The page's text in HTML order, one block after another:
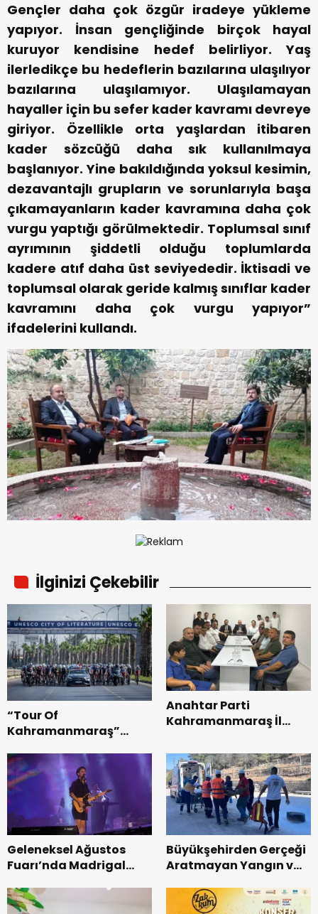
Gençler daha çok özgür iradeye yükleme
yapıyor. İnsan gençliğinde birçok hayal
kuruyor kendisine hedef belirliyor. Yaş
ilerledikçe bu hedeflerin bazılarına ulaşılıyor
bazılarına ulaşılamıyor. Ulaşılamayan
hayaller için bu sefer kader kavramı devreye
giriyor. Özellikle orta yaşlardan itibaren
kader sözcüğü daha sık kullanılmaya
başlanıyor. Yine bakıldığında yoksul kesimin,
dezavantajlı grupların ve sorunlarıyla başa
çıkamayanların kader kavramına daha çok
vurgu yaptığı görülmektedir. Toplumsal sınıf
ayrımının şiddetli olduğu toplumlarda
kadere atıf daha üst seviyededir. İktisadi ve
toplumsal olarak geride kalmış sınıflar kader
kavramını daha çok vurgu yapıyor”
ifadelerini kullandı.
İlginizi Çekebilir
“Tour Of
Kahramanmaraş”
Bisikleti Turnuvası
Tamamlandı.
Anahtar Parti
Kahramanmaraş İl
Teşkilatı ile buluştu.
Geleneksel Ağustos
Fuarı’nda Madrigal
Büyükşehirden Gerçeği
Aratmayan Yangın ve